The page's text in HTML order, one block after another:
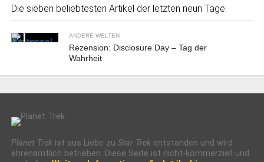
Die sieben beliebtesten Artikel der letzten neun Tage.
ANDERE WELTEN
Rezension: Disclosure Day – Tag der
Wahrheit
Planet Trekist aus Liebe zu Star Trekentstanden und wird
ehrenamtlich betrieben. Diese Seite ist nicht-kommerziell und